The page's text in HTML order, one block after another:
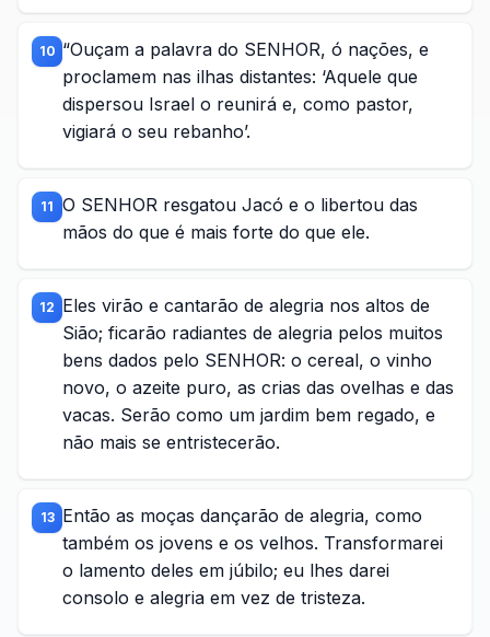
10 “Ouçam a palavra do SENHOR, ó nações, e
proclamem nas ilhas distantes: ‘Aquele que
dispersou Israel o reunirá e, como pastor,
vigiará o seu rebanho’.
11 O SENHOR resgatou Jacó e o libertou das
mãos do que é mais forte do que ele.
12 Eles virão e cantarão de alegria nos altos de
Sião; ficarão radiantes de alegria pelos muitos
bens dados pelo SENHOR: o cereal, o vinho
novo, o azeite puro, as crias das ovelhas e das
vacas. Serão como um jardim bem regado, e
não mais se entristecerão.
13 Então as moças dançarão de alegria, como
também os jovens e os velhos. Transformarei
o lamento deles em júbilo; eu lhes darei
consolo e alegria em vez de tristeza.